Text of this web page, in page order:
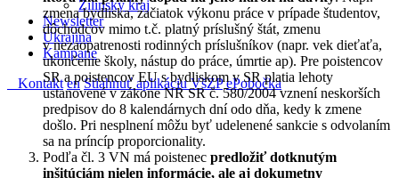
Žilinský kraj
Newsletter
Ukrajina
Kampane
Kontakt en Stiahnuť aplikáciu VšZP ePobočka
zmena bydliska, začiatok výkonu práce v prípade študentov,
dôchodcov mimo t.č. platný príslušný štát, zmenu
v nezaopatrenosti rodinných príslušníkov (napr. vek dieťaťa,
ukončenie školy, nástup do práce, úmrtie ap). Pre poistencov
SR a poistencov EU s bydliskom v SR platia lehoty
ustanovené v zákone NR SR č. 580/2004 vznení neskorších
predpisov do 8 kalendárnych dní odo dňa, kedy k zmene
došlo. Pri nesplnení môžu byť udelenené sankcie s odvolaním
sa na príncíp proporcionality.
Podľa čl. 3 VN má poistenec predložiť dotknutým
inšitúciám nielen informácie, ale aj dokumetny